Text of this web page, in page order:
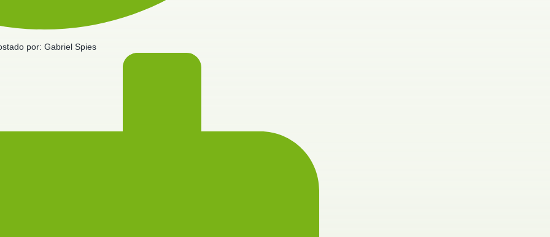
por: Gabriel Spies